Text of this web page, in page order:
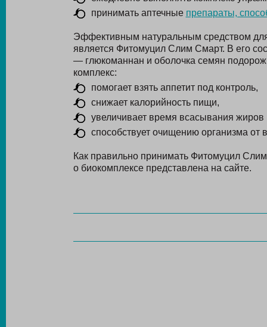
принимать аптечные препараты,
Эффективным натуральным средством
является Фитомуцил Слим Смарт. В его
— глюкоманнан и оболочка семян
комплекс:
помогает взять аппетит под контроль,
снижает калорийность пищи,
увеличивает время всасывания жиров
способствует очищению организма от
Как правильно принимать Фитомуцил
о биокомплексе представлена на сайте.